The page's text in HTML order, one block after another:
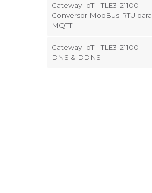
Gateway IoT - TLE3-21100 -
Conversor ModBus RTU para
MQTT
Gateway IoT - TLE3-21100 -
DNS & DDNS